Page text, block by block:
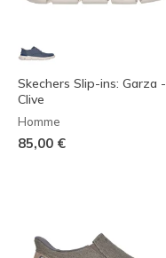
Skechers Slip-ins: Garza -
Clive
Homme
85,00 €